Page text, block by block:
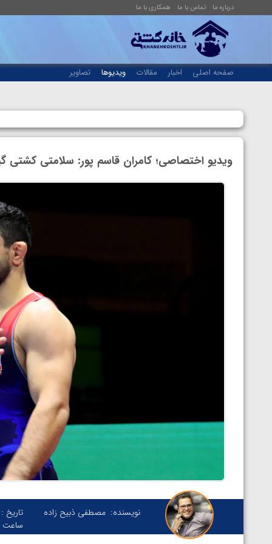
درباره ما تماس با ما همکاری با ما
صفحه اصلی اخبار مقالات ویدیوها تصاویر
ویدیو اختصاصی؛ کامران قاسم پور: سلامتی کشتی
نویسنده: مصطفی ذبیح زاده تاریخ :
ساعت